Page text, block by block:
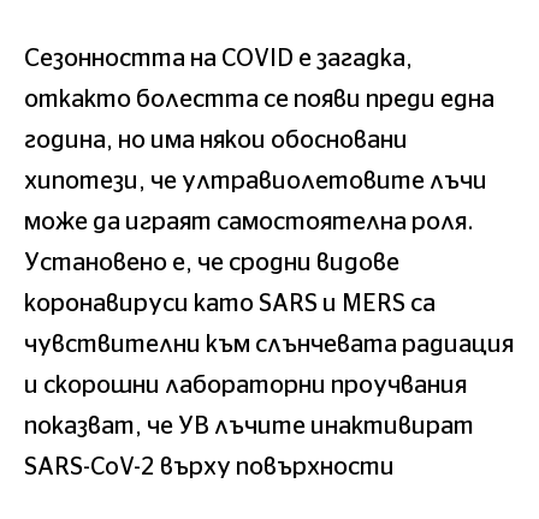
Сезонността на COVID е загадка,
откакто болестта се появи преди една
година, но има някои обосновани
хипотези, че ултравиолетовите лъчи
може да играят самостоятелна роля.
Установено е, че сродни видове
коронавируси като SARS и MERS са
чувствителни към слънчевата радиация
и скорошни лабораторни проучвания
показват, че УВ лъчите инактивират
SARS-CoV-2 върху повърхности